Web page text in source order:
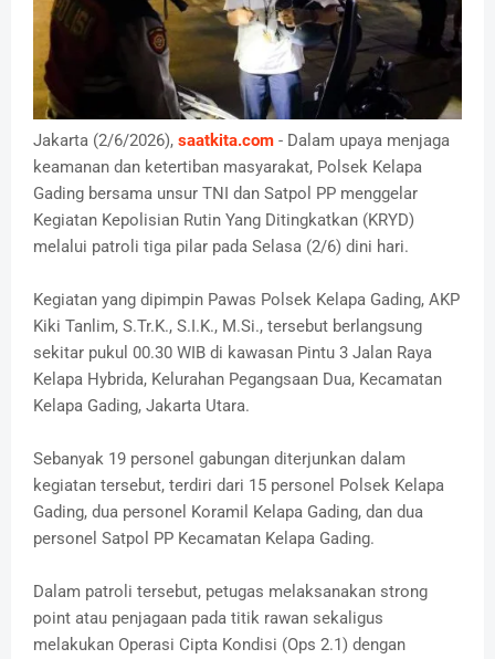
Jakarta (2/6/2026), saatkita.com - Dalam upaya menjaga
keamanan dan ketertiban masyarakat, Polsek Kelapa
Gading bersama unsur TNI dan Satpol PP menggelar
Kegiatan Kepolisian Rutin Yang Ditingkatkan (KRYD)
melalui patroli tiga pilar pada Selasa (2/6) dini hari.
Kegiatan yang dipimpin Pawas Polsek Kelapa Gading, AKP
Kiki Tanlim, S.Tr.K., S.I.K., M.Si., tersebut berlangsung
sekitar pukul 00.30 WIB di kawasan Pintu 3 Jalan Raya
Kelapa Hybrida, Kelurahan Pegangsaan Dua, Kecamatan
Kelapa Gading, Jakarta Utara.
Sebanyak 19 personel gabungan diterjunkan dalam
kegiatan tersebut, terdiri dari 15 personel Polsek Kelapa
Gading, dua personel Koramil Kelapa Gading, dan dua
personel Satpol PP Kecamatan Kelapa Gading.
Dalam patroli tersebut, petugas melaksanakan strong
point atau penjagaan pada titik rawan sekaligus
melakukan Operasi Cipta Kondisi (Ops 2.1) dengan